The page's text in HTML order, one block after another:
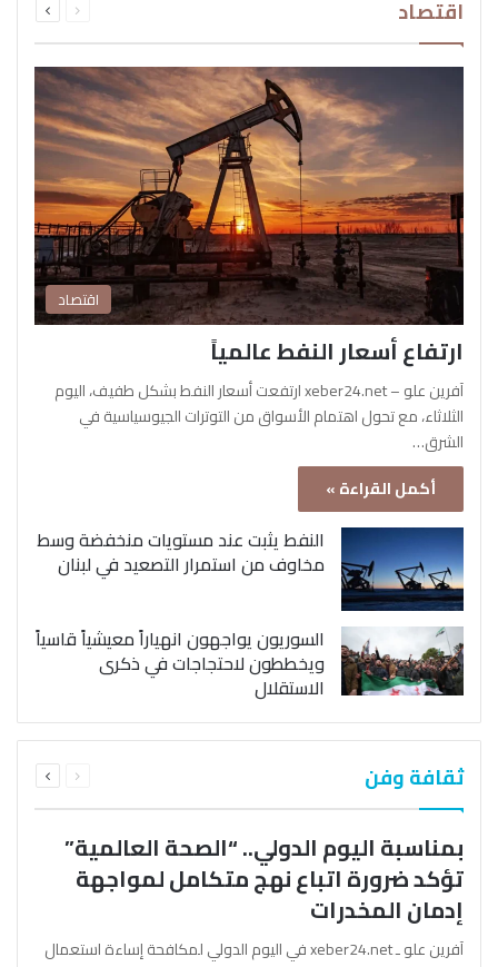
اقتصاد الصفحةالصفحة
اقتصاد
ارتفاع أسعار النفط عالمياً
آفرين علو – xeber24.net ارتفعت أسعار النفط بشكل طفيف، اليوم
الثلاثاء، مع تحول اهتمام الأسواق من التوترات الجيوسياسية في
الشرق…
أكمل القراءة »
النفط يثبت عند مستويات منخفضة وسط
مخاوف من استمرار التصعيد في لبنان
السوريون يواجهون انهياراً معيشياً قاسياً
ويخططون لاحتجاجات في ذكرى
الاستقلال
ثقافة وفن الصفحةالصفحة
بمناسبة اليوم الدولي.. “الصحة العالمية”
تؤكد ضرورة اتباع نهج متكامل لمواجهة
إدمان المخدرات
آفرين علو ـ xeber24.net في اليوم الدولي لمكافحة إساءة استعمال